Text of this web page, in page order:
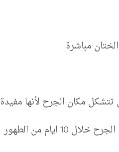
مباشرة
تتشكل مكان الجرح لأنها مفيدة
من الطهور